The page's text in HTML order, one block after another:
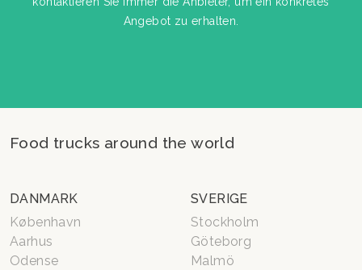
Angebot zu erhalten.
Food trucks around the world
DANMARK
København
Aarhus
Odense
SVERIGE
Stockholm
Göteborg
Malmö